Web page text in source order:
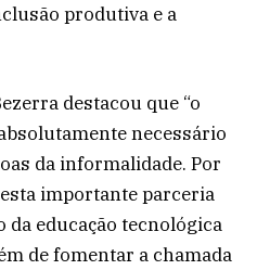
produtiva e a
destacou que “o
necessário
da informalidade. Por
importante parceria
da educação tecnológica
de fomentar a chamada